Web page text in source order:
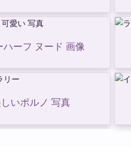
ーフ ヌード 画像
いポルノ 写真